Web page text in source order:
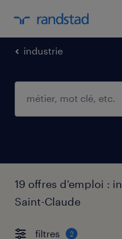
industrie
19 offres d'emploi :
Saint-Claude
filtres 2